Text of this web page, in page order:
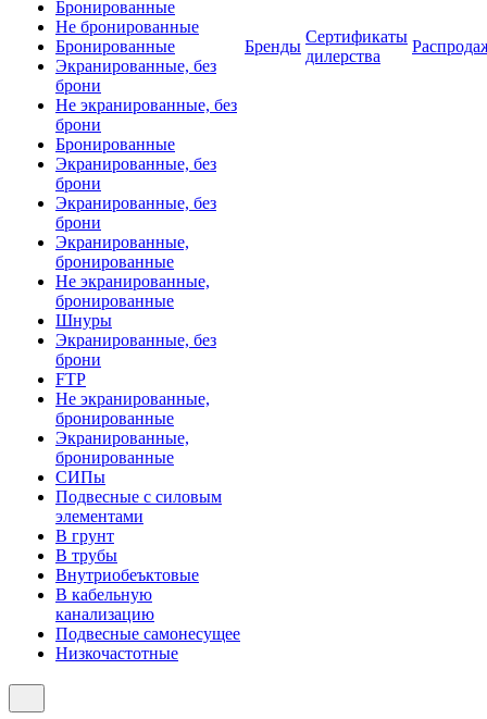
Бронированные
Не бронированные
Бронированные
Экранированные, без
брони
Не экранированные, без
брони
Бронированные
Экранированные, без
брони
Экранированные, без
брони
Экранированные,
бронированные
Не экранированные,
бронированные
Шнуры
Экранированные, без
брони
FTP
Не экранированные,
бронированные
Экранированные,
бронированные
СИПы
Подвесные с силовым
элементами
В грунт
В трубы
Внутриобеъктовые
В кабельную
канализацию
Подвесные самонесущее
Низкочастотные
Бренды
Сертификаты
дилерства